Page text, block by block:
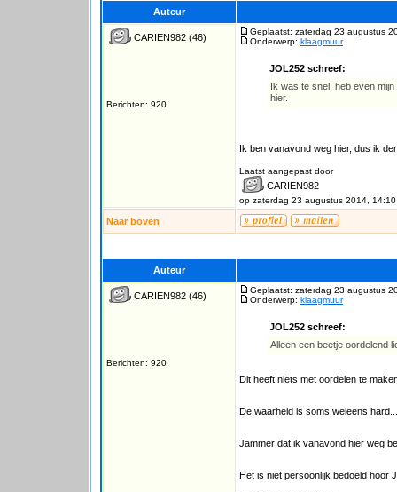
Auteur
CARIEN982 (46)
Berichten: 920
Geplaatst: zaterdag 23 augustus
Onderwerp: klaagmuur
JOL252 schreef:
Ik was te snel, heb even
hier.
Ik ben vanavond weg hier, dus ik
Laatst aangepast door
CARIEN982
op zaterdag 23 augustus 2014, 14:10
Naar boven
Auteur
CARIEN982 (46)
Berichten: 920
Geplaatst: zaterdag 23 augustus
Onderwerp: klaagmuur
JOL252 schreef:
Alleen een beetje oordelend
Dit heeft niets met oordelen te
De waarheid is soms weleens
Jammer dat ik vanavond hier weg
Het is niet persoonlijk bedoeld hoor